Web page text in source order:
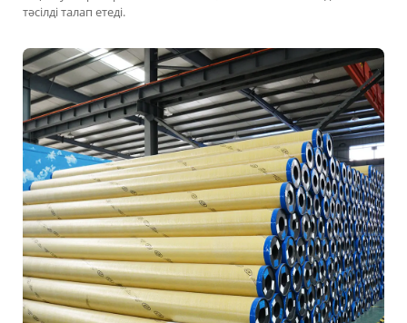
тәсілді талап етеді.